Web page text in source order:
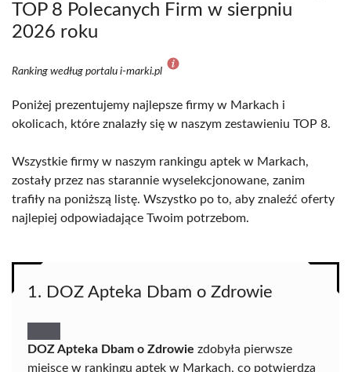
TOP 8 Polecanych Firm w sierpniu
2026 roku
Ranking według portalu i-marki.pl
Poniżej prezentujemy najlepsze firmy w Markach i
okolicach, które znalazły się w naszym zestawieniu TOP 8.
Wszystkie firmy w naszym rankingu aptek w Markach,
zostały przez nas starannie wyselekcjonowane, zanim
trafiły na poniższą listę. Wszystko po to, aby znaleźć oferty
najlepiej odpowiadające Twoim potrzebom.
1. DOZ Apteka Dbam o Zdrowie
DOZ Apteka Dbam o Zdrowie zdobyła pierwsze
miejsce w rankingu aptek w Markach, co potwierdza